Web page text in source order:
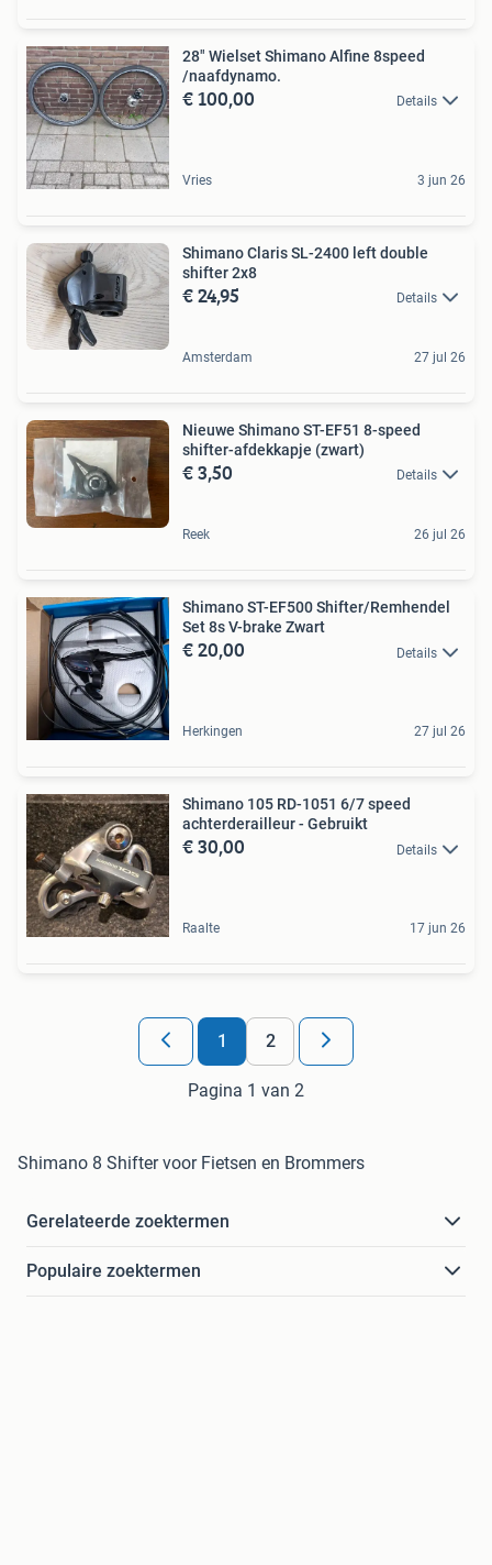
28" Wielset Shimano Alfine 8speed
/naafdynamo.
€ 100,00 Details
Vries 3 jun 26
Shimano Claris SL-2400 left double
shifter 2x8
€ 24,95 Details
Amsterdam 27 jul 26
Nieuwe Shimano ST-EF51 8-speed
shifter-afdekkapje (zwart)
€ 3,50 Details
Reek 26 jul 26
Shimano ST-EF500 Shifter/Remhendel
Set 8s V-brake Zwart
€ 20,00 Details
Herkingen 27 jul 26
Shimano 105 RD-1051 6/7 speed
achterderailleur - Gebruikt
€ 30,00 Details
Raalte 17 jun 26
1 2
Pagina 1 van 2
Shimano 8 Shifter voor Fietsen en Brommers
Gerelateerde zoektermen
Populaire zoektermen